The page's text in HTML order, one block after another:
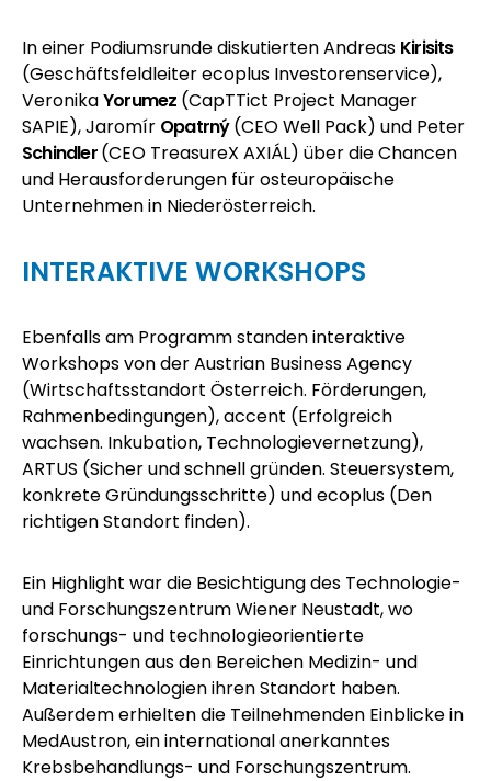
In einer Podiumsrunde diskutierten Andreas Kirisits
(Geschäftsfeldleiterecoplus Investorenservice),
VeronikaYorumez (CapTTict Project Manager
SAPIE), Jaromír Opatrný(CEO Well Pack) und Peter
Schindler(CEO TreasureX AXIÁL) über die Chancen
und Herausforderungen für osteuropäische
Unternehmen in Niederösterreich.
INTERAKTIVE WORKSHOPS
Ebenfalls am Programm standen interaktive
Workshops von derAustrian Business Agency
(Wirtschaftsstandort Österreich. Förderungen,
Rahmenbedingungen),accent (Erfolgreich
wachsen. Inkubation, Technologievernetzung),
ARTUS (Sicher und schnell gründen. Steuersystem,
konkrete Gründungsschritte) undecoplus (Den
richtigen Standort finden).
Ein Highlight war die Besichtigung des Technologie-
und Forschungszentrum Wiener Neustadt, wo
forschungs- und technologieorientierte
Einrichtungen aus den Bereichen Medizin- und
Materialtechnologien ihren Standort haben.
Außerdem erhielten die Teilnehmenden Einblicke in
MedAustron, ein international anerkanntes
Krebsbehandlungs- und Forschungszentrum.